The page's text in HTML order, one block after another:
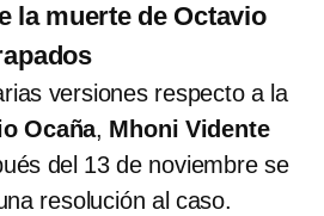
la muerte de Octavio
versiones respecto a la
Ocaña, Mhoni Vidente
del 13 de noviembre se
resolución al caso.